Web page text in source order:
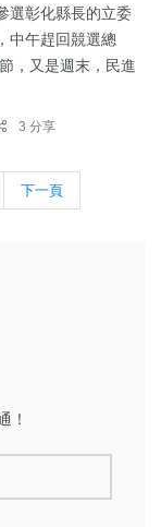
選彰化縣長的立委
中午趕回競選總
，又是週末，民進
3 分享
下一頁
！